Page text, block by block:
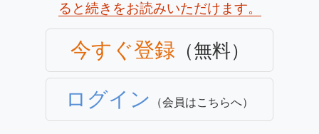
ると続きをお読みいただけます。
今すぐ登録 （無料）
ログイン （会員はこちらへ）